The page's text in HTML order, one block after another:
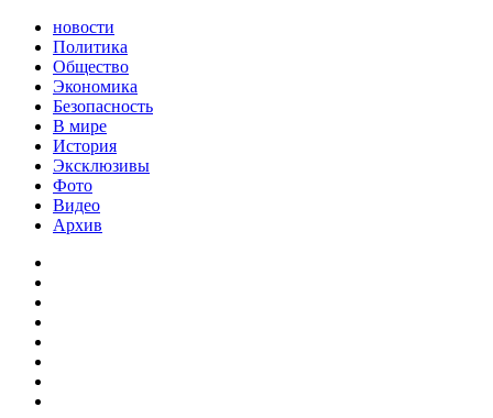
новости
Политика
Общество
Экономика
Безопасность
В мире
История
Эксклюзивы
Фото
Видео
Архив